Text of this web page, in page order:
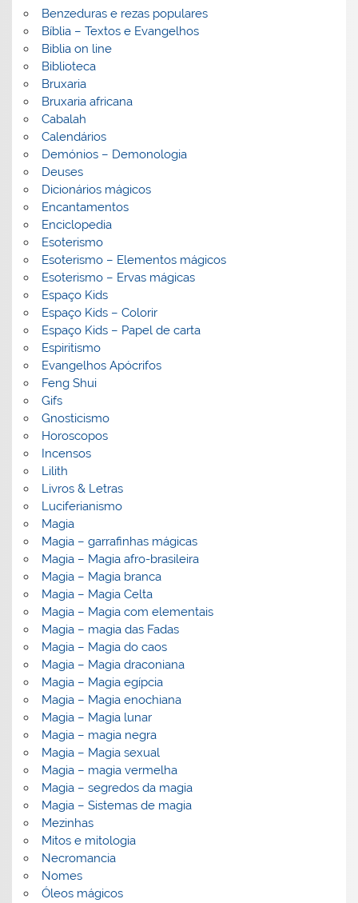
Benzeduras e rezas populares
Bíblia – Textos e Evangelhos
Biblia on line
Biblioteca
Bruxaria
Bruxaria africana
Cabalah
Calendários
Demónios – Demonologia
Deuses
Dicionários mágicos
Encantamentos
Enciclopedia
Esoterismo
Esoterismo – Elementos mágicos
Esoterismo – Ervas mágicas
Espaço Kids
Espaço Kids – Colorir
Espaço Kids – Papel de carta
Espiritismo
Evangelhos Apócrifos
Feng Shui
Gifs
Gnosticismo
Horoscopos
Incensos
Lilith
Livros & Letras
Luciferianismo
Magia
Magia – garrafinhas mágicas
Magia – Magia afro-brasileira
Magia – Magia branca
Magia – Magia Celta
Magia – Magia com elementais
Magia – magia das Fadas
Magia – Magia do caos
Magia – Magia draconiana
Magia – Magia egípcia
Magia – Magia enochiana
Magia – Magia lunar
Magia – magia negra
Magia – Magia sexual
Magia – magia vermelha
Magia – segredos da magia
Magia – Sistemas de magia
Mezinhas
Mitos e mitologia
Necromancia
Nomes
Óleos mágicos